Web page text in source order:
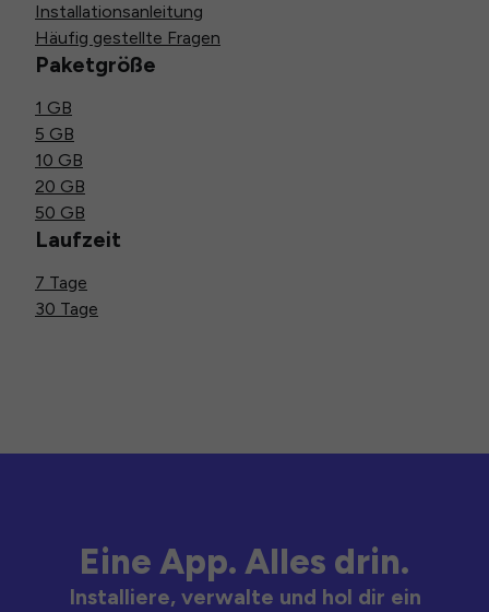
Installationsanleitung
Häufig gestellte Fragen
Paketgröße
1 GB
5 GB
10 GB
20 GB
50 GB
Laufzeit
7 Tage
30 Tage
Eine App. Alles drin.
Installiere, verwalte und hol dir ein